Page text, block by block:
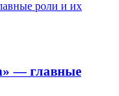
— главные